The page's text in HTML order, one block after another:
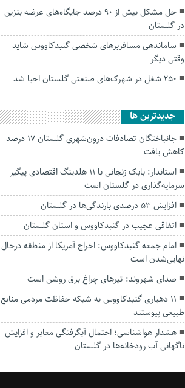
حل مشکل بیش از ۹۰ درصد جایگاه‌های عرضه بنزین
در گلستان
ساماندهی مسافربرهای شخصی گنبدکاووس شاید
وقتی دیگر
۲۵۰ شغل در شهرک‌های صنعتی گلستان احیا شد
جديدترين ها
جانباختگان تصادفات درون‌شهری گلستان ۱۷ درصد
کاهش یافت
استاندار: بابک زنجانی با ۱۱ هلدینگ اقتصادی پیگیر
سرمایه‌گذاری در گلستان است
افزایش ۵۳ درصدی بارندگی‌ها در گلستان
اتفاقی عجیب در‌ گنبدکاووس و استان گلستان
امام جمعه گنبدکاووس: اخراج آمریکا از منطقه درحال
نهایی‌شدن است
صدای شهروند: تیرهای چراغ برق روشن است
۱۱ دهیاری گنبدکاووس به شبکه حفاظت مردمی منابع
طبیعی پیوستند
هشدار هواشناسی؛ احتمال آبگرفتگی معابر و افزایش
ناگهانی آب رودخانه‌ها در گلستان